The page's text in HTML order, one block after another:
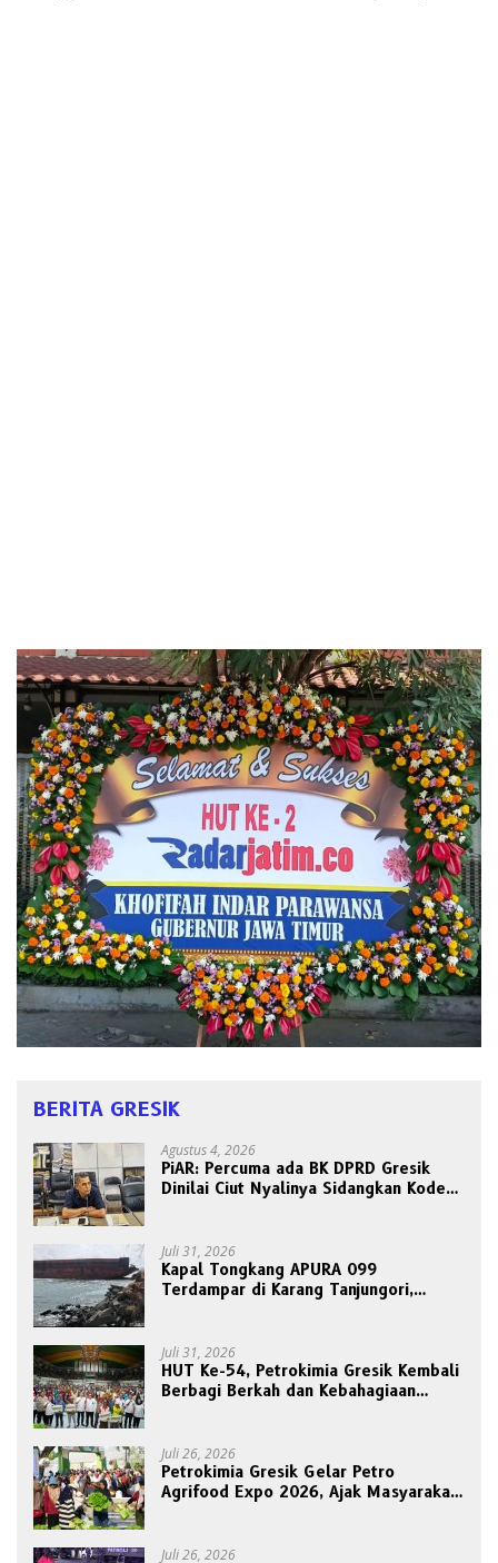
BERITA GRESIK
Agustus 4, 2026
PiAR: Percuma ada BK DPRD Gresik
Dinilai Ciut Nyalinya Sidangkan Kode
Juli 31, 2026
Kapal Tongkang APURA 099
Terdampar di Karang Tanjungori,
Juli 31, 2026
HUT Ke-54, Petrokimia Gresik Kembali
Berbagi Berkah dan Kebahagiaan
Juli 26, 2026
Petrokimia Gresik Gelar Petro
Agrifood Expo 2026, Ajak Masyarakat
Juli 26, 2026